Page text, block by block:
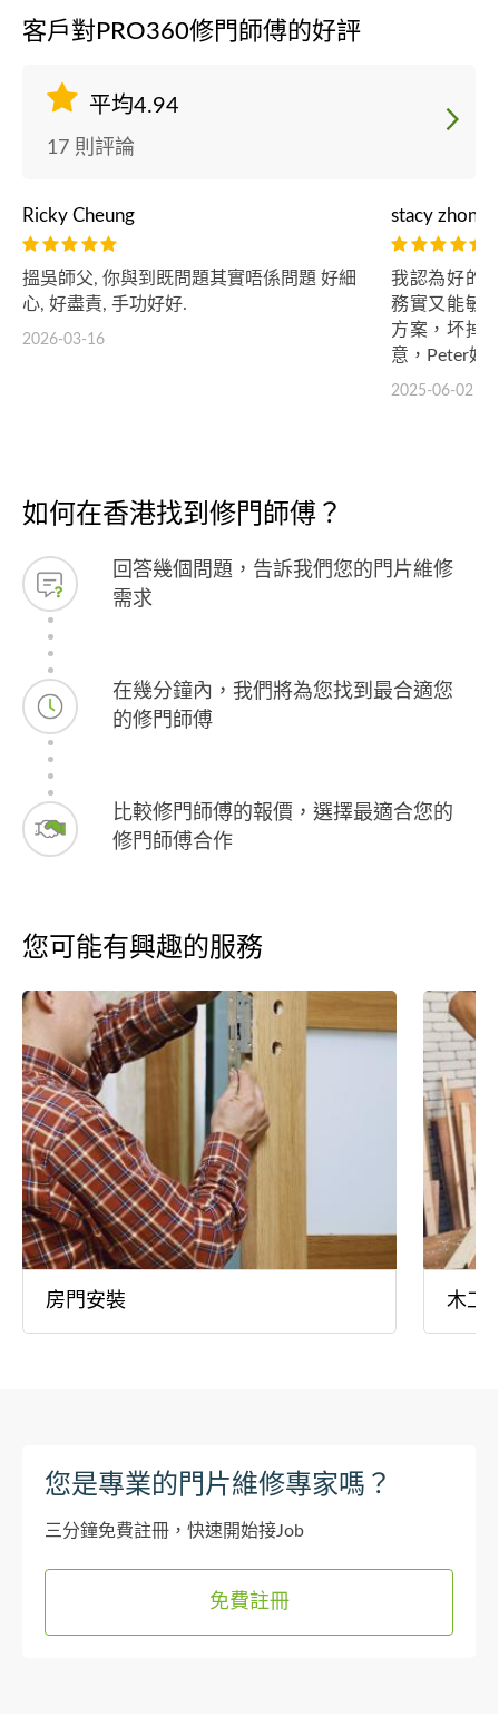
客戶對PRO360修門師傅的好評
平均4.94
17 則評論
Ricky Cheung
搵吳師父, 你與到既問題其實唔係問題 好細
心, 好盡責, 手功好好.
2026-03-16
stacy zhong
我認為好的
務實又能敏
方案，坏掉
意，Peter好棒
2025-06-02
如何在香港找到修門師傅？
回答幾個問題，告訴我們您的門片維修
需求
在幾分鐘內，我們將為您找到最合適您
的修門師傅
比較修門師傅的報價，選擇最適合您的
修門師傅合作
您可能有興趣的服務
房門安裝 木工
您是專業的門片維修專家嗎？
三分鐘免費註冊，快速開始接Job
免費註冊